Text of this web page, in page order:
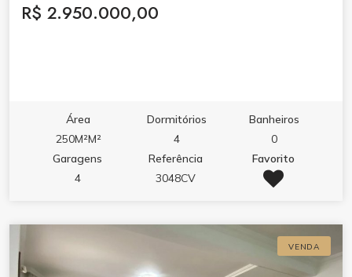
R$ 2.950.000,00
Área
250M²M²
Dormitórios
4
Banheiros
0
Garagens
4
Referência
3048CV
Favorito
VENDA